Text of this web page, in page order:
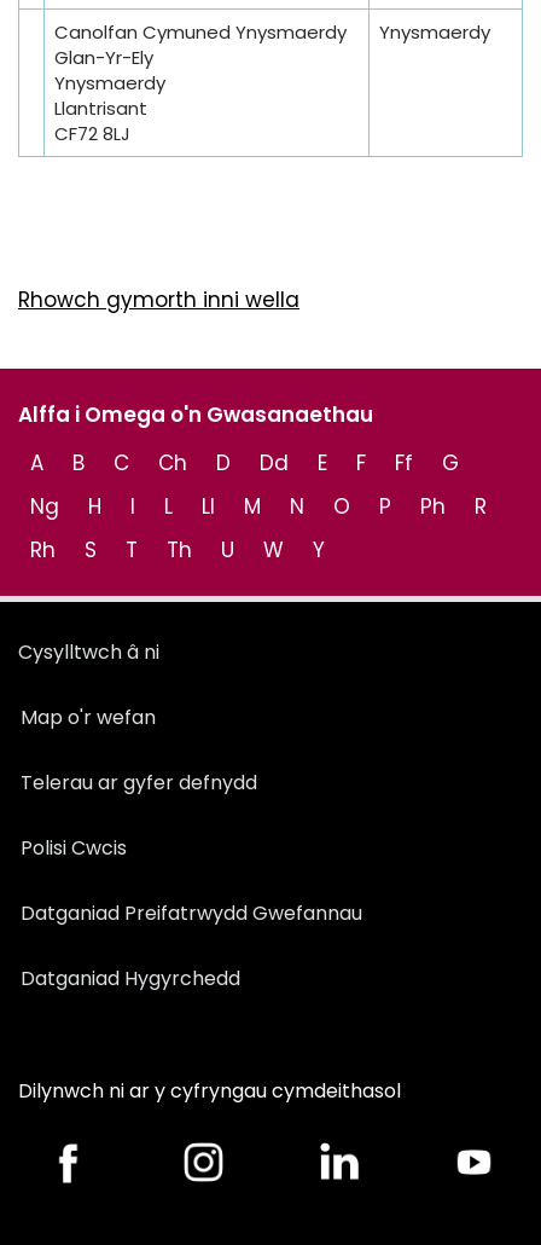
Canolfan Cymuned Ynysmaerdy
Glan-Yr-Ely
Ynysmaerdy
Llantrisant
CF72 8LJ
Ynysmaerdy
Rhowch gymorth inni wella
Alffa i Omega o'n Gwasanaethau
A
B C Ch D Dd E F Ff
G
Ng
H I L Ll M N O P Ph
R
Rh
S T Th U W Y
Cysylltwch â ni
Map o'r wefan
Telerau ar gyfer defnydd
Polisi Cwcis
Datganiad Preifatrwydd Gwefannau
Datganiad Hygyrchedd
Dilynwch ni ar y cyfryngau cymdeithasol